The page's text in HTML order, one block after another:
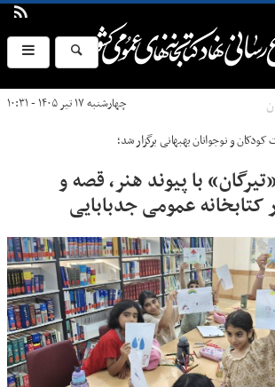
چهارشنبه ۱۷ تیر ۱۴۰۵ - ۱۰:۳۱
و نوجوانان بهبهانی برگزار شد؛
با پیوند هنر، قصه و
عمومی جدبابایی